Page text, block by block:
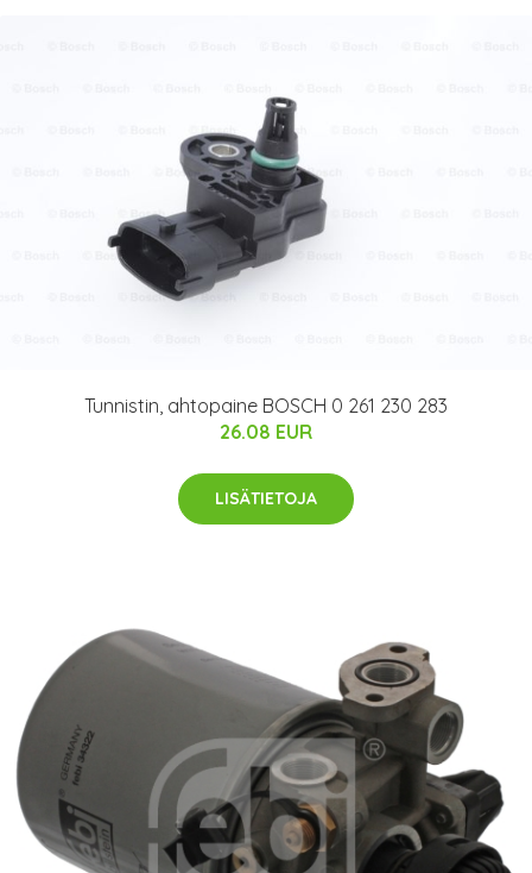
Tunnistin, ahtopaine BOSCH 0 261 230 283
26.08 EUR
LISÄTIETOJA